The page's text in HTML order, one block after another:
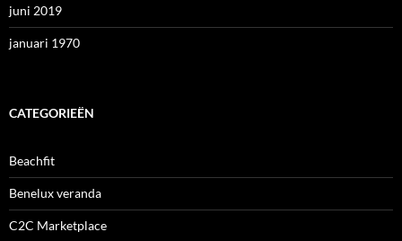
juni 2019
januari 1970
CATEGORIEËN
Beachfit
Benelux veranda
C2C Marketplace